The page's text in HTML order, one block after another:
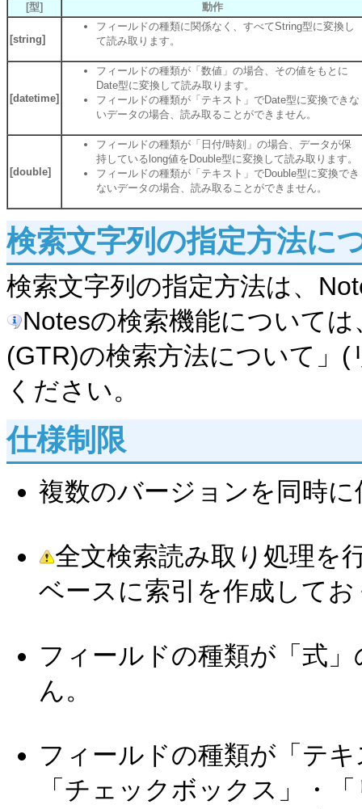
[型] 動作
[string]
フィールドの種類に関係なく、すべてString型に変換し
て読み取ります。
[datetime]
フィールドの種類が「数値」の場合、その値をもとに
Date型に変換して読み取ります。
フィールドの種類が「テキスト」でDate型に変換できな
いデータの場合、読み取ることができません。
[double]
フィールドの種類が「日付/時刻」の場合、データが保
持しているlong値をDouble型に変換して読み取ります。
フィールドの種類が「テキスト」でDouble型に変換でき
ないデータの場合、読み取ることができません。
検索文字列の指定方法に
検索文字列の指定方法は、
Notesの検索機能について
(GTR)の検索方法について」
ください。
仕様制限
複数のバージョンを同時
全文検索読み取り処理を
ベースに索引を作成して
フィールドの種類が「式
ん。
フィールドの種類が「テ
「チェックボックス」・